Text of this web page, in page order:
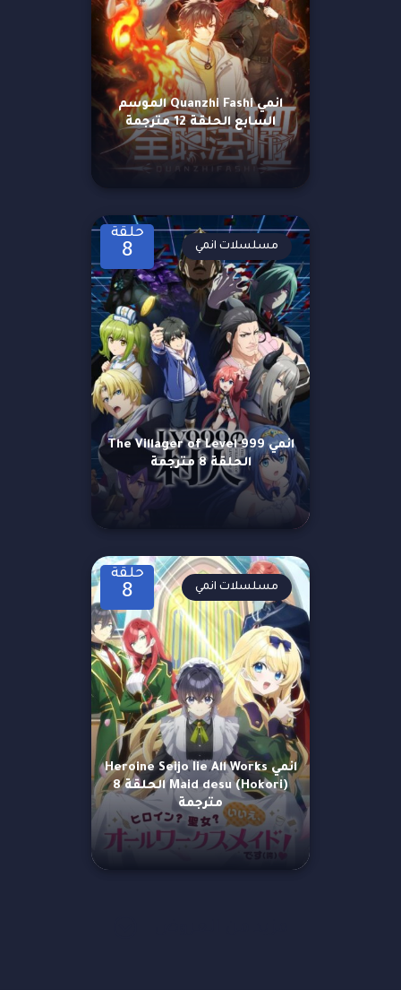
انمي Quanzhi Fashi الموسم
السابع الحلقة 12 مترجمة
حلقة
8
انمي The Villager of Level 999
الحلقة 8 مترجمة
مسلسلات انمي
حلقة
8
انمي Heroine Seijo Iie All Works
Maid desu (Hokori) الحلقة 8
مترجمة
مسلسلات انمي